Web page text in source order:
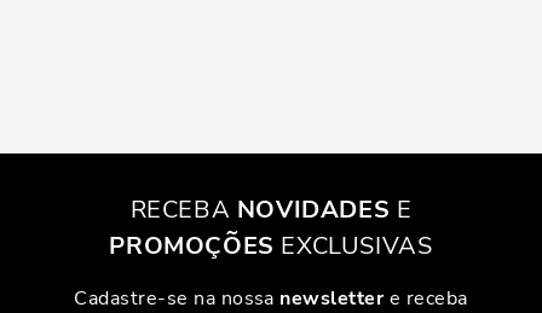
RECEBA NOVIDADES E
PROMOÇÕES EXCLUSIVAS
Cadastre-se na nossa newslettere receba